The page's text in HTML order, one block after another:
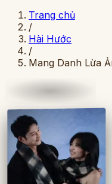
Trang chủ
/
Hài Hước
/
Mang Danh Lừa